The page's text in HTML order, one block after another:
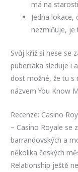
má na
Jedna
nezmiňuje, je
Svůj kříž si nese se
puberťáka sleduje i
dost možné, že tu s
názvem You Know
Recenze: Casino
– Casino Royale se
barrandovských a
několika českých
Relationship ještě